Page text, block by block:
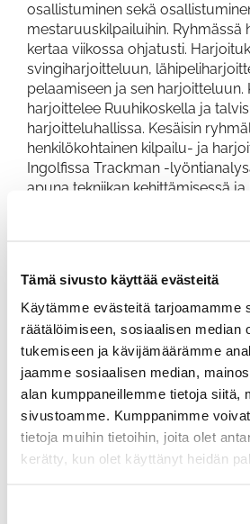
Tämä sivusto käyttää evästeitä
Käytämme evästeitä tarjoamamme
räätälöimiseen, sosiaalisen median
tukemiseen ja kävijämäärämme
jaamme sosiaalisen median,
alan kumppaneillemme tietoja siitä,
sivustoamme. Kumppanimme
tietoja muihin tietoihin, joita olet
kerätty, kun olet käyttänyt heidän
osallistuminen sekä
mestaruuskilpailuihin. Ryhmässä
kertaa viikossa ohjatusti.
svingiharjoitteluun,
pelaamiseen ja sen harjoitteluun.
harjoittelee Ruuhikoskella ja
harjoitteluhallissa. Kesäisin
henkilökohtainen kilpailu- ja
Ingolfissa Trackman -
apuna tekniikan kehittämisessä
analysoimisessa. Ryhmän
Harjoituskausien kesto on aina
koostuen kesä- ja talvikaudesta.
ohjatut harjoitukset. Juniorin
jäsen.